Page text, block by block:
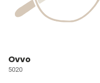
Ovvo
5020